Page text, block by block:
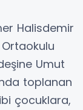
Halisdemir
Umut
toplanan
çocuklara,